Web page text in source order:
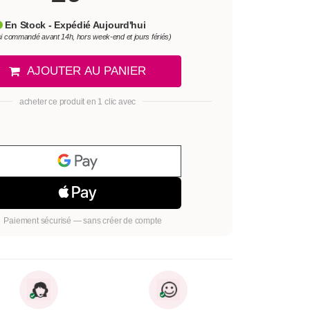
En Stock - Expédié Aujourd'hui
commandé avant 14h, hors week-end et jours fériés)
AJOUTER AU PANIER
acheter ce produit en 1 clic avec
Paiement sécurisé — sans créer de compte